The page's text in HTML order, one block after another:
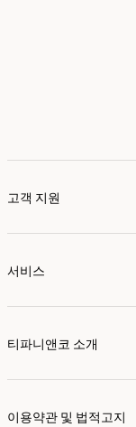
고객 지원
서비스
티파니앤코 소개
이용약관 및 법적고지